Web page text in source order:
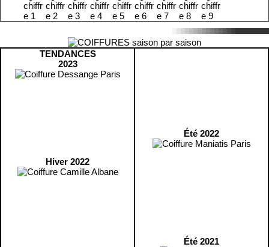
TENDANCES
2023
Hiver 2022
Été 2022
Été 2021